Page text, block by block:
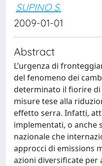
SUPINO S.
2009-01-01
Abstract
L’urgenza di
del fenomeno dei
determinato il fiorire
misure tese alla
effetto serra. Infatti,
implementati, o anche
nazionale che
approcci di emissions
azioni diversificate